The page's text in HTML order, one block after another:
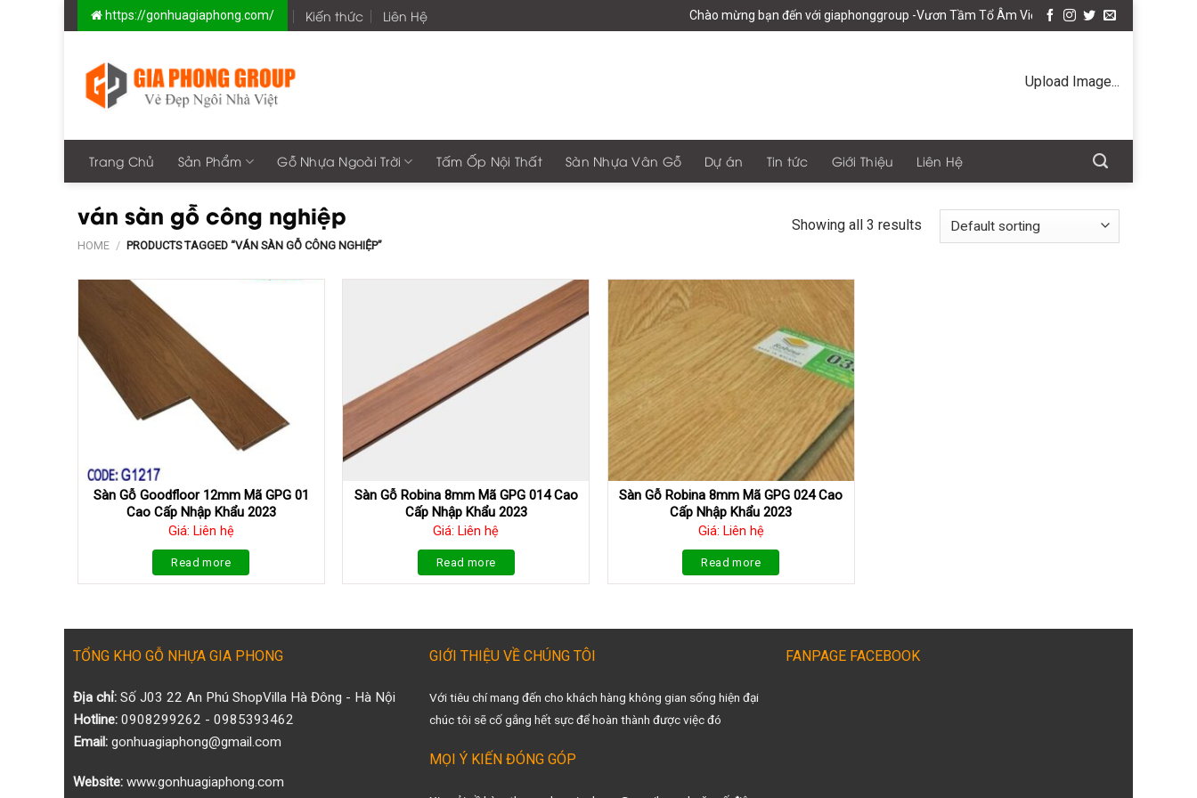
to
https://gonhuagiaphong.com/ Kiến thức Liên Hệ Chào mừng bạn đến với giaphonggroup -Vươn Tầm Tổ Âm Việt
Upload Image...
Trang Chủ Sản Phẩm Gỗ Nhựa Ngoài Trời Tấm Ốp Nội Thất Sàn Nhựa Vân Gỗ Dự án Tin tức Giới Thiệu Liên Hệ
ván sàn gỗ công nghiệp
HOME / PRODUCTS TAGGED “VÁN SÀN GỖ CÔNG NGHIỆP”
Showing all 3 results
Sàn Gỗ Goodfloor 12mm Mã GPG 01
Cao Cấp Nhập Khẩu 2023
Giá: Liên hệ
Read more
Sàn Gỗ Robina 8mm Mã GPG 014 Cao
Cấp Nhập Khẩu 2023
Giá: Liên hệ
Read more
Sàn Gỗ Robina 8mm Mã GPG 024 Cao
Cấp Nhập Khẩu 2023
Giá: Liên hệ
Read more
TỔNG KHO GỖ NHỰA GIA PHONG
Địa chỉ:Số J03 22 An Phú ShopVilla Hà Đông - Hà Nội
Hotline:0908299262 - 0985393462
Email:gonhuagiaphong@gmail.com
Website:www.gonhuagiaphong.com
GIỚI THIỆU VỀ CHÚNG TÔI
Với tiêu chí mang đến cho khách hàng không gian sống hiện đại
chúc tôi sẽ cố gắng hết sực để hoàn thành được việc đó
MỌI Ý KIẾN ĐÓNG GÓP
FANPAGE FACEBOOK